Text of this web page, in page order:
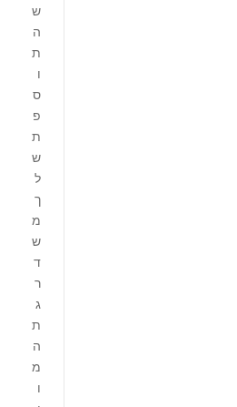
ש
ה
ת
ו
ס
פ
ת
ש
ל
ך
מ
ש
ד
ר
ג
ת
ה
מ
ו